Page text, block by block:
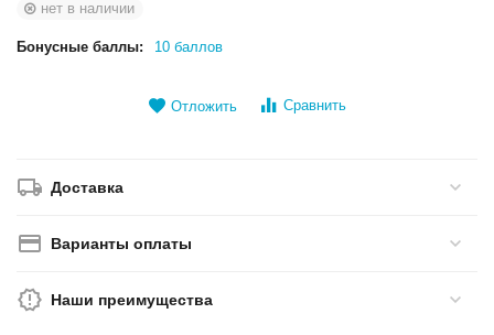
нет в наличии
Бонусные баллы: 10 баллов
Отложить Сравнить
Доставка
Варианты оплаты
Наши преимущества